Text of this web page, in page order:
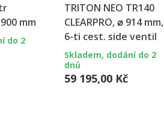
mm
do 2
TRITON NEO TR140
CLEARPRO, ⌀ 914 mm,
6-ti cest. side ventil
Skladem, dodání do 2
dnů
59 195,00 Kč